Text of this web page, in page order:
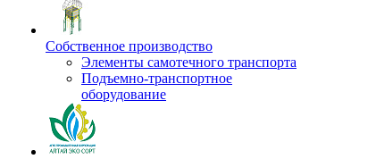
Собственное производство
Элементы самотечного транспорта
Подъемно-транспортное
оборудование